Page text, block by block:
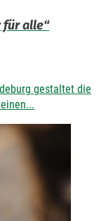
für alle“
gestaltet die